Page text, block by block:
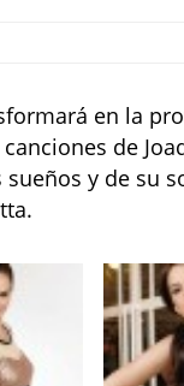
en la
de
sueños y de su